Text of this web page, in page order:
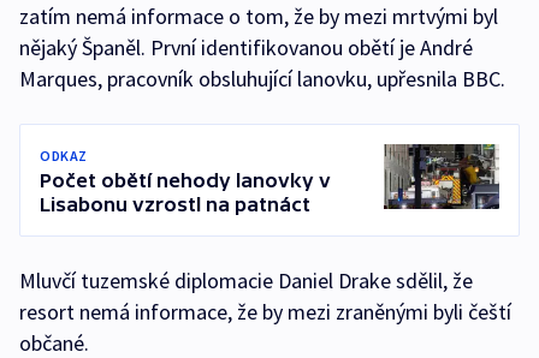
zatím nemá informace o tom, že by mezi mrtvými byl
nějaký Španěl. První identifikovanou obětí je André
Marques, pracovník obsluhující lanovku, upřesnila BBC.
ODKAZ
Počet obětí nehody lanovky v
Lisabonu vzrostl na patnáct
Mluvčí tuzemské diplomacie Daniel Drake sdělil, že
resort nemá informace, že by mezi zraněnými byli čeští
občané.